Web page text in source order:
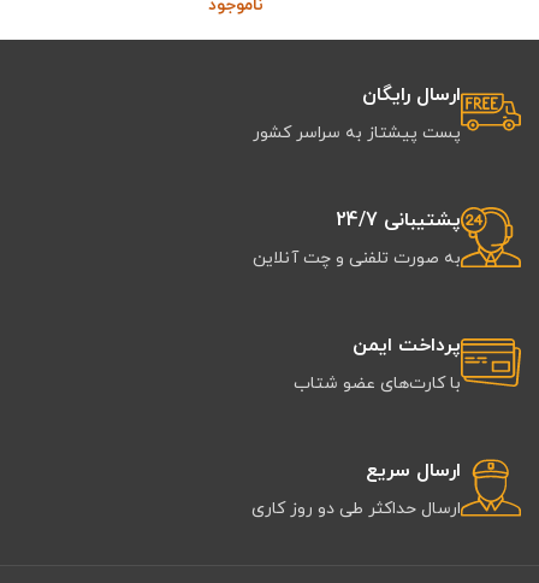
ناموجود
ارسال رایگان
پست پیشتاز به سراسر کشور
پشتیبانی 24/7
به صورت تلفنی و چت آنلاین
پرداخت ایمن
با کارت‌های عضو شتاب
ارسال سریع
ارسال حداکثر طی دو روز کاری